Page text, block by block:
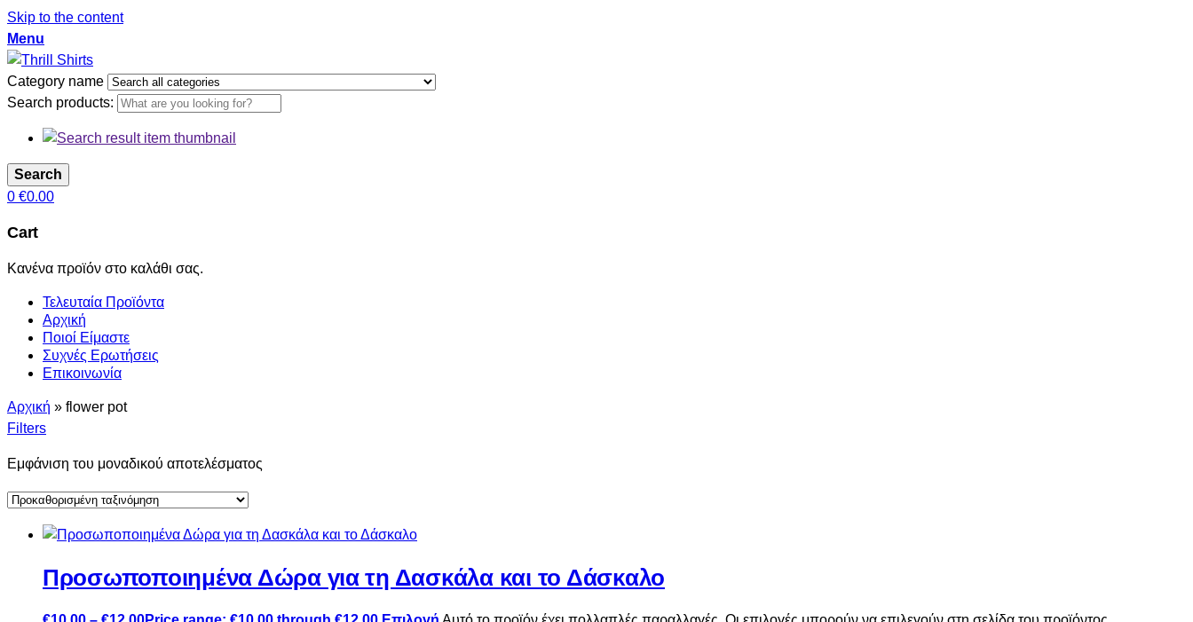
Skip to the content
Menu
Category name
Search products:
Search
0 €0.00
Cart
Κανένα προϊόν στο καλάθι σας.
Τελευταία Προϊόντα
Αρχική
Ποιοί Είμαστε
Συχνές Ερωτήσεις
Επικοινωνία
Αρχική » flower pot
Filters
Εμφάνιση του μοναδικού αποτελέσματος
Προσωποποιημένα Δώρα για τη Δασκάλα και το Δάσκαλο